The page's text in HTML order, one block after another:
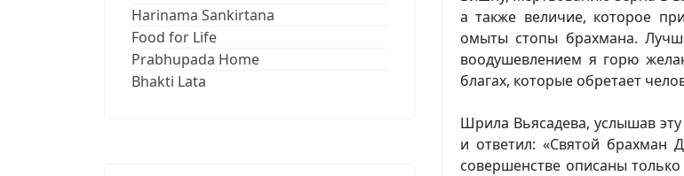
Harinama Sankirtana
Food for Life
Prabhupada Home
Bhakti Lata
а также величие, которое
омыты стопы брахмана.
воодушевлением я горю
благах, которые обретает
Шрила Вьясадева, услышав
и ответил: «Святой
совершенстве описаны